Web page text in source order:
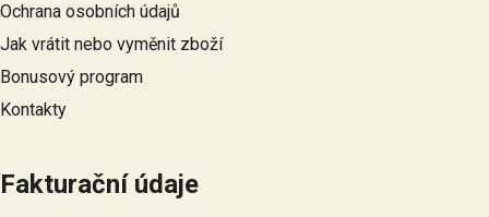
í
Ochrana osobních údajů
Jak vrátit nebo vyměnit zboží
Bonusový program
Kontakty
Fakturační údaje